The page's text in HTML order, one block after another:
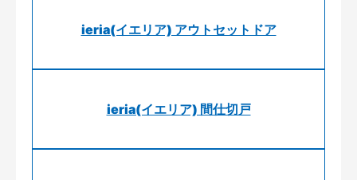
ieria(イエリア) アウトセットドア
ieria(イエリア) 間仕切戸